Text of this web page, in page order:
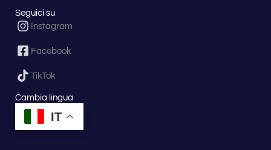
Seguici su
Instagram
Facebook
TikTok
Cambia lingua
IT